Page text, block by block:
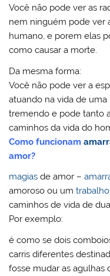
Você não pode ver as
nem ninguém pode ver
humano, e porem elas
como causar a morte.
Da mesma forma:
Você não pode ver a
atuando na vida de
tremendo e pode tanto
caminhos da vida do
Como funcionam
amor?
magias de amor –
amoroso ou umtrabalho
caminhos de vida de
Por exemplo:
é como se dois
carris diferentes
fosse mudar as agulhas